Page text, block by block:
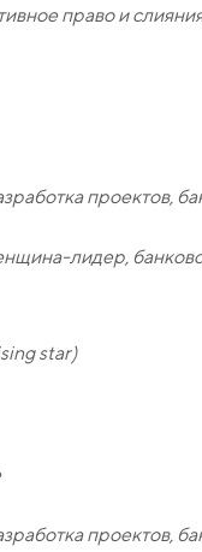
право и
проектов,
лидер,
star)
проектов,